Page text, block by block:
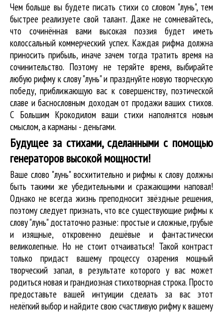
Чем больше вы будете писать стихи со словом "лунь", тем
быстрее реализуете свой талант. Даже не сомневайтесь,
что сочинённая вами высокая поэзия будет иметь
колоссальный коммерческий успех. Каждая рифма должна
приносить прибыль, иначе зачем тогда тратить время на
сочинительство. Поэтому не теряйте время, выбирайте
любую рифму к слову "лунь" и празднуйте новую творческую
победу, приближающую вас к совершенству, поэтической
славе и баснословным доходам от продажи ваших стихов.
С Большим Крокодилом ваши стихи наполнятся новым
смыслом, а карманы - деньгами.
Будущее за стихами, сделанными с помощью
генераторов высокой мощности!
Ваше слово "лунь" восхитительно и рифмы к слову должны
быть такими же убедительными и сражающими наповал!
Однако не всегда жизнь преподносит звёздные решения,
поэтому следует признать, что все существующие рифмы к
слову "лунь" достаточно разные: простые и сложные, грубые
и изящные, откровенно дешёвые и фантастически
великолепные. Но не стоит отчаиваться! Такой контраст
только придаст вашему процессу озарения мощный
творческий запал, в результате которого у вас может
родиться новая и грандиозная стихотворная строка. Просто
предоставьте вашей интуиции сделать за вас этот
нелёгкий выбор и найдите свою счастливую рифму к вашему